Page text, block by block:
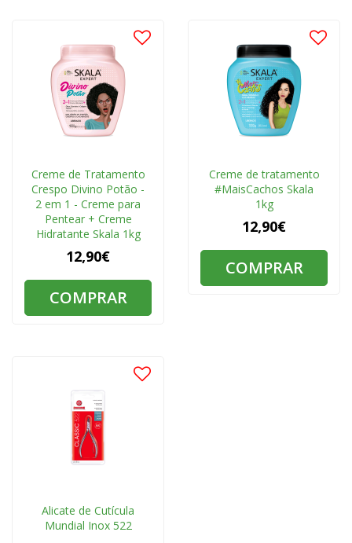
Creme de Tratamento
Crespo Divino Potão -
2 em 1 - Creme para
Pentear + Creme
Hidratante Skala 1kg
12,90€
COMPRAR
Creme de tratamento
#MaisCachos Skala
1kg
12,90€
COMPRAR
Alicate de Cutícula
Mundial Inox 522